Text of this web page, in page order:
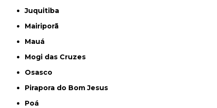
Juquitiba
Mairiporã
Mauá
Mogi das Cruzes
Osasco
Pirapora do Bom Jesus
Poá